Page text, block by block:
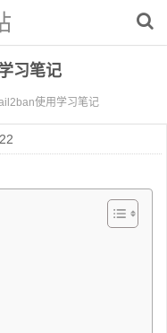
习笔记
使用学习笔记
22